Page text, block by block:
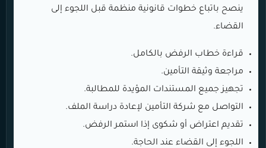
ينصح باتباع خطوات قانونية منظمة قبل اللجوء إلى
القضاء.
قراءة خطاب الرفض بالكامل.
مراجعة وثيقة التأمين.
تجهيز جميع المستندات المؤيدة للمطالبة.
التواصل مع شركة التأمين لإعادة دراسة الملف.
تقديم اعتراض أو شكوى إذا استمر الرفض.
اللجوء إلى القضاء عند الحاجة.